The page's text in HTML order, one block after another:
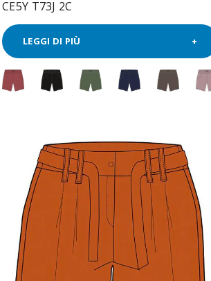
CE5Y T73J 2C
LEGGI DI PIÙ